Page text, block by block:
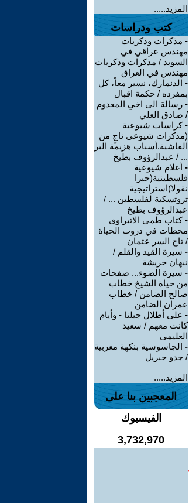
المزيد.....
كتب ودراسات
- مذكرات وذكريات
مهندس عراقي في
السويد / مذكرات وذكريات
مهندس في العراق
- الدنمارك، نسير معاً، كل
بمفرده / حكمة اقبال
- رسالة الى اخي المعدوم
/ صادق العلي
-كراسات شيوعية
(مذكرات شيوعى ناجٍ من
الفاشية.أسباب هزيمة البر
... / عبدالرؤوف بطيخ
- أعلام شيوعية
فلسطينية(جبرا
نقولا)استراتيجية
تروتسكية لفلسطين ... /
عبدالرؤوف بطيخ
-كتاب طمى الاتبراوى
محطات في دروب الحياة
/ تاج السر عثمان
- سيرة القيد والقلم /
نبهان خريشة
- سيرة الضوء... صفحات
من حياة الشيخ خطاب
صالح الضامن / خطاب
عمران الضامن
- على أطلال جيلنا - وأيام
كانت معهم / سعيد
العليمى
- الجاسوسية بنكهة مغربية
/ جدو جبريل
المزيد.....
المعجبين بنا على
الفيسبوك
3,732,970